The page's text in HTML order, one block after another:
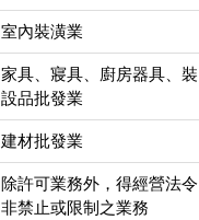
室內裝潢業
家具、寢具、廚房器具、裝
設品批發業
建材批發業
除許可業務外，得經營法令
非禁止或限制之業務